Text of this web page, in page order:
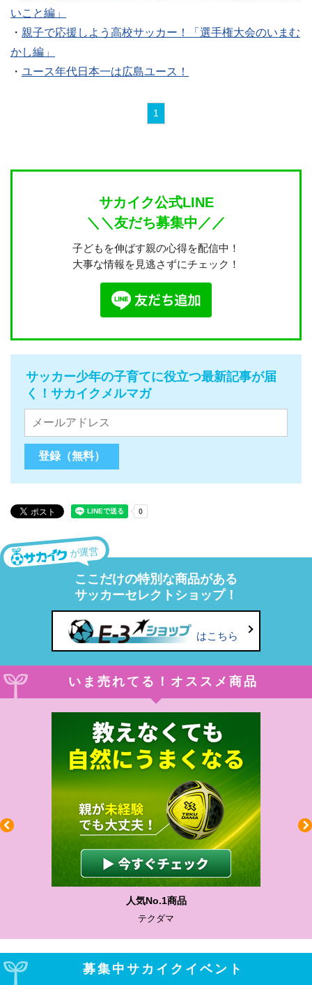
いこと編」
・ 親子で応援しよう高校サッカー！「選手権大会のいまむ
かし編」
・ ユース年代日本一は広島ユース！
1
サカイク公式LINE
＼＼友だち募集中／／
子どもを伸ばす親の心得を配信中！
大事な情報を見逃さずにチェック！
サッカー少年の子育てに役立つ最新記事が届
く！サカイクメルマガ
が運営
ここだけの特別な商品がある
サッカーセレクトショップ！
はこちら
いま売れてる！オススメ商品
人気No.1商品
テクダマ
募集中サカイクイベント